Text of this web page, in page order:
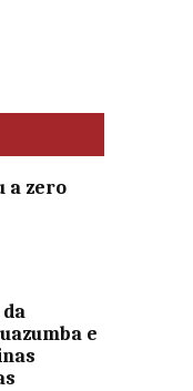
a zero
e